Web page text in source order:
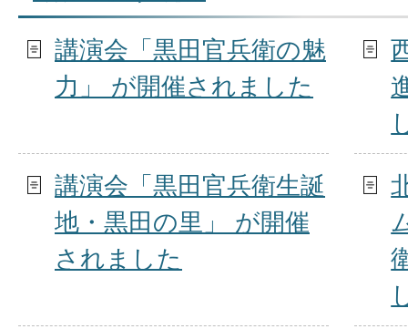
講演会「黒田官兵衛の魅
力」 が開催されました
講演会「黒田官兵衛生誕
地・黒田の里」 が開催
されました